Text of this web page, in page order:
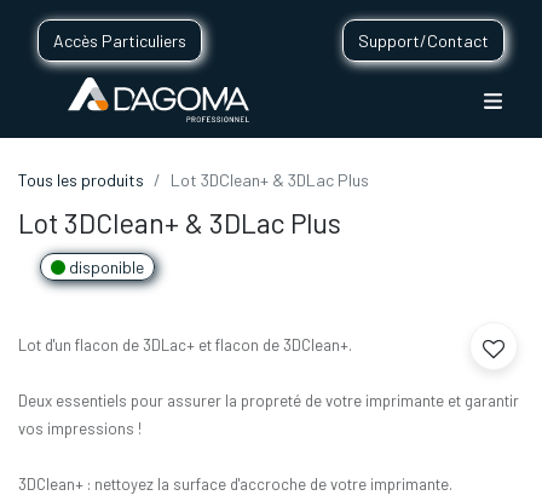
Accès Particuliers Support/Contact
Tous les produits Lot 3DClean+ & 3DLac Plus
Lot 3DClean+ & 3DLac Plus
disponible
Lot d'un flacon de 3DLac+ et flacon de 3DClean+.
Deux essentiels pour assurer la propreté de votre imprimante et garantir
vos impressions !
3DClean+ : nettoyez la surface d'accroche de votre imprimante.